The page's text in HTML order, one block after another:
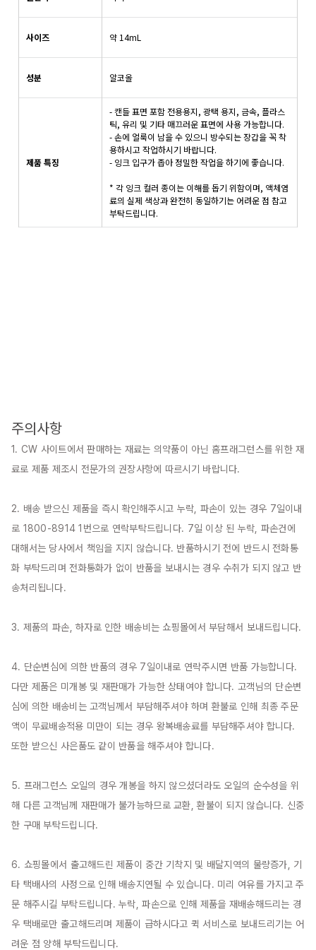
사이즈 약 14mL
성분 알코올
제품 특징
- 캔들 표면 포함 전용용지, 광택 용지, 금속, 플라스
틱, 유리 및 기타 매끄러운 표면에 사용 가능합니다.
- 손에 얼룩이 남을 수 있으니 방수되는 장갑을 꼭 착
용하시고 작업하시기 바랍니다.
- 잉크 입구가 좁아 정밀한 작업을 하기에 좋습니다.
* 각 잉크 컬러 종이는 이해를 돕기 위함이며, 액체염
료의 실제 색상과 완전히 동일하기는 어려운 점 참고
부탁드립니다.
주의사항
1. CW 사이트에서 판매하는 재료는 의약품이 아닌 홈프래그런스를 위한 재
료로 제품 제조시 전문가의 권장사항에 따르시기 바랍니다.
2. 배송 받으신 제품을 즉시 확인해주시고 누락, 파손이 있는 경우 7일이내
로 1800-8914 1번으로 연락부탁드립니다. 7일 이상 된 누락, 파손건에
대해서는 당사에서 책임을 지지 않습니다. 반품하시기 전에 반드시 전화통
화 부탁드리며 전화통화가 없이 반품을 보내시는 경우 수취가 되지 않고 반
송처리됩니다.
3. 제품의 파손, 하자로 인한 배송비는 쇼핑몰에서 부담해서 보내드립니다.
4. 단순변심에 의한 반품의 경우 7일이내로 연락주시면 반품 가능합니다.
다만 제품은 미개봉 및 재판매가 가능한 상태여야 합니다. 고객님의 단순변
심에 의한 배송비는 고객님께서 부담해주셔야 하며 환불로 인해 최종 주문
액이 무료배송적용 미만이 되는 경우 왕복배송료를 부담해주셔야 합니다.
또한 받으신 사은품도 같이 반품을 해주셔야 합니다.
5. 프래그런스 오일의 경우 개봉을 하지 않으셨더라도 오일의 순수성을 위
해 다른 고객님께 재판매가 불가능하므로 교환, 환불이 되지 않습니다. 신중
한 구매 부탁드립니다.
6. 쇼핑몰에서 출고해드린 제품이 중간 기착지 및 배달지역의 물량증가, 기
타 택배사의 사정으로 인해 배송지연될 수 있습니다. 미리 여유를 가지고 주
문 해주시길 부탁드립니다. 누락, 파손으로 인해 제품을 재배송해드리는 경
우 택배로만 출고해드리며 제품이 급하시다고 퀵 서비스로 보내드리기는 어
려운 점 양해 부탁드립니다.